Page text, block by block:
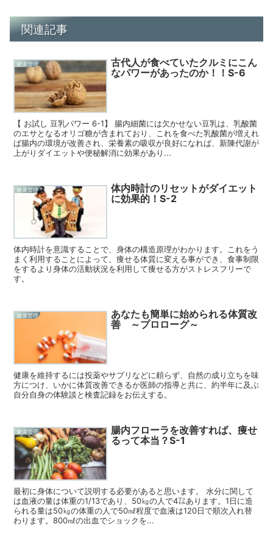
関連記事
健康管理
古代人が食べていたクルミにこん
なパワーがあったのか！！S-6
【 お試し 豆乳パワー 6-1】 腸内細菌には欠かせない豆乳は、乳酸菌
のエサとなるオリゴ糖が含まれており、これを食べた乳酸菌が増えれ
ば腸内の環境が改善され、栄養素の吸収が良好になれば、新陳代謝が
上がりダイエットや便秘解消に効果があり...
健康管理
体内時計のリセットがダイエット
に効果的！S-2
体内時計を意識することで、身体の構造原理がわかります。これをう
まく利用することによって、痩せる体質に変える事ができ、食事制限
をするより身体の活動状況を利用して痩せる方がストレスフリーで
す。
健康管理
あなたも簡単に始められる体質改
善 ～プロローグ～
健康を維持するには投薬やサプリなどに頼らず、自然の成り立ちを味
方につけ、いかに体質改善できるか医師の指導と共に、約半年に及ぶ
自分自身の体験談と検査記録をお伝えする。
健康管理
腸内フローラを改善すれば、痩せ
るって本当？S-1
最初に身体について説明する必要があると思います。 水分に関して
は血液の量は体重の1/13であり、50㎏の人で4㍑あります。1日に造
られる量は50㎏の体重の人で50㎖程度で血液は120日で順次入れ替
わります。800㎖の出血でショックを...